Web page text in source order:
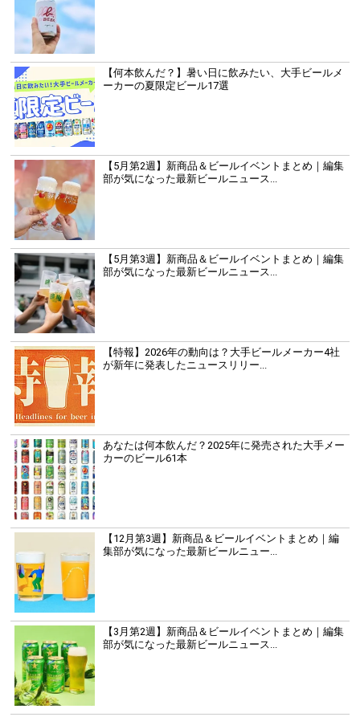
【何本飲んだ？】暑い日に飲みたい、大手ビールメ
ーカーの夏限定ビール17選
【5月第2週】新商品＆ビールイベントまとめ｜編集
部が気になった最新ビールニュース...
【5月第3週】新商品＆ビールイベントまとめ｜編集
部が気になった最新ビールニュース...
【特報】2026年の動向は？大手ビールメーカー4社
が新年に発表したニュースリリー...
あなたは何本飲んだ？2025年に発売された大手メー
カーのビール61本
【12月第3週】新商品＆ビールイベントまとめ｜編
集部が気になった最新ビールニュー...
【3月第2週】新商品＆ビールイベントまとめ｜編集
部が気になった最新ビールニュース...